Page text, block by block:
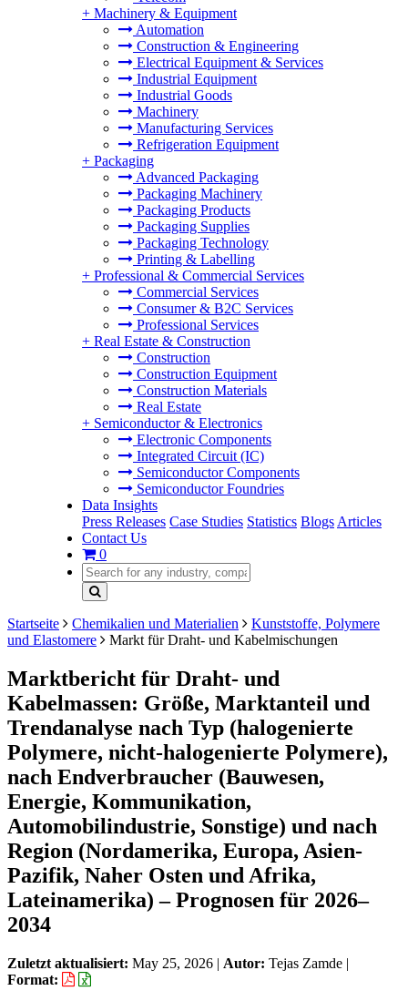
+ Machinery & Equipment
Automation
Construction & Engineering
Electrical Equipment & Services
Industrial Equipment
Industrial Goods
Machinery
Manufacturing Services
Refrigeration Equipment
+ Packaging
Advanced Packaging
Packaging Machinery
Packaging Products
Packaging Supplies
Packaging Technology
Printing & Labelling
+ Professional & Commercial Services
Commercial Services
Consumer & B2C Services
Professional Services
+ Real Estate & Construction
Construction
Construction Equipment
Construction Materials
Real Estate
+ Semiconductor & Electronics
Electronic Components
Integrated Circuit (IC)
Semiconductor Components
Semiconductor Foundries
Data Insights
Press Releases Case Studies Statistics Blogs Articles
Contact Us
0
Startseite Chemikalien und Materialien
Kunststoffe, Polymere
und Elastomere
Markt für Draht- und Kabelmischungen
Marktbericht für Draht- und
Kabelmassen: Größe, Marktanteil und
Trendanalyse nach Typ (halogenierte
Polymere, nicht-halogenierte Polymere),
nach Endverbraucher (Bauwesen,
Energie, Kommunikation,
Automobilindustrie, Sonstige) und nach
Region (Nordamerika, Europa, Asien-
Pazifik, Naher Osten und Afrika,
Lateinamerika) – Prognosen für 2026–
2034
Zuletzt aktualisiert: May 25, 2026 | Autor: Tejas Zamde |
Format: